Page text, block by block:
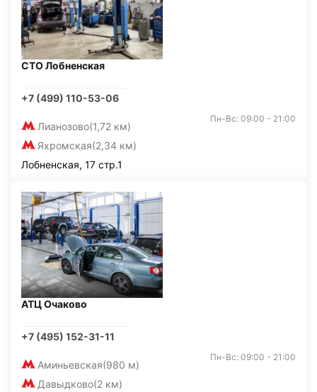
СТО Лобненская
+7 (499) 110-53-06
Лианозово(1,72 км)
Яхромская(2,34 км)
Пн-Вс: 09:00 - 21:00
Лобненская, 17 стр.1
АТЦ Очаково
+7 (495) 152-31-11
Аминьевская(980 м)
Давыдково(2 км)
Пн-Вс: 09:00 - 21:00